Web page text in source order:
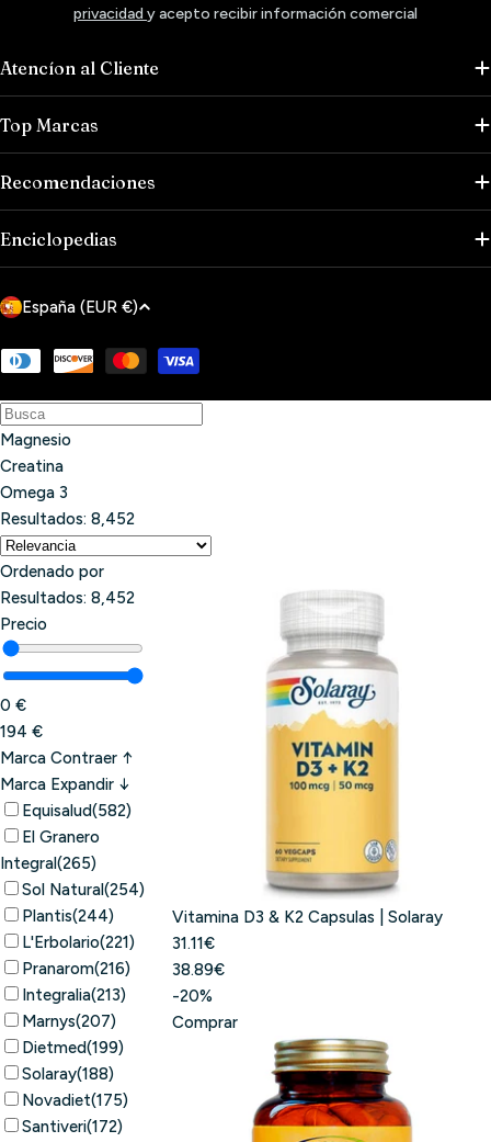
privacidad y acepto recibir información comercial
Atencíon al Cliente
Top Marcas
Recomendaciones
Enciclopedias
P
í
s
/
r
e
g
i
ó
n
España (EUR €)
Métodos
pago
Magnesio
Creatina
Omega 3
Resultados: 8,452
Ordenado por
Resultados: 8,452
Precio
0 €
194 €
Marca Contraer ↑
Marca Expandir ↓
Equisalud(582)
El Granero
Integral(265)
Sol Natural(254)
Plantis(244)
L'Erbolario(221)
Pranarom(216)
Integralia(213)
Marnys(207)
Dietmed(199)
Solaray(188)
Novadiet(175)
Santiveri(172)
Vitamina D3 & K2 Capsulas | Solaray
31.11€
38.89€
-20%
Comprar